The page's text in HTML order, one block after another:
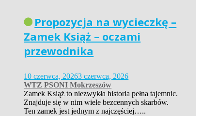
Propozycja na wycieczkę –
Zamek Książ – oczami
przewodnika
10 czerwca, 20263 czerwca, 2026
WTZ PSONI Mokrzeszów
Zamek Książ to niezwykła historia pełna tajemnic.
Znajduje się w nim wiele bezcennych skarbów.
Ten zamek jest jednym z najczęściej…..